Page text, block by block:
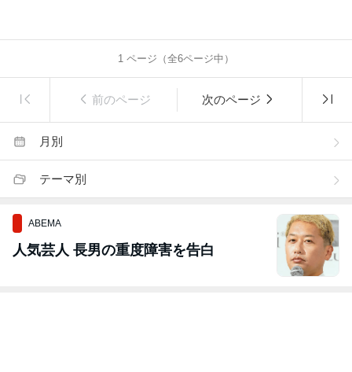
1 ページ（全6ページ中）
前のページ 次のページ
月別
テーマ別
ABEMA
人気芸人 長男の重度障害を告白